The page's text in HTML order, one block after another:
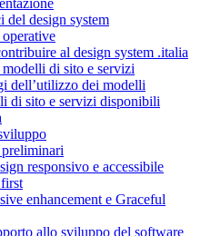
del design system
al design system .italia
di sito e servizi
dell’utilizzo dei modelli
di sito e servizi disponibili
responsivo e accessibile
enhancement e Graceful
allo sviluppo del software